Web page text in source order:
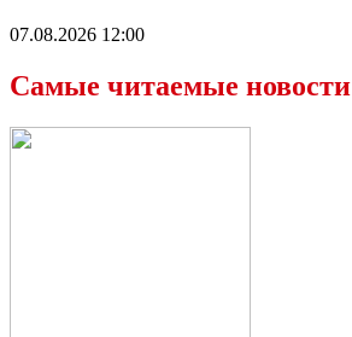
07.08.2026 12:00
Самые читаемые новости